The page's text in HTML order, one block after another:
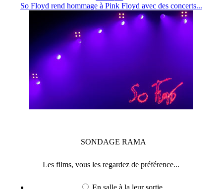
So Floyd rend hommage à Pink Floyd avec des concerts...
SONDAGE RAMA
Les films, vous les regardez de préférence...
En salle à la leur sortie